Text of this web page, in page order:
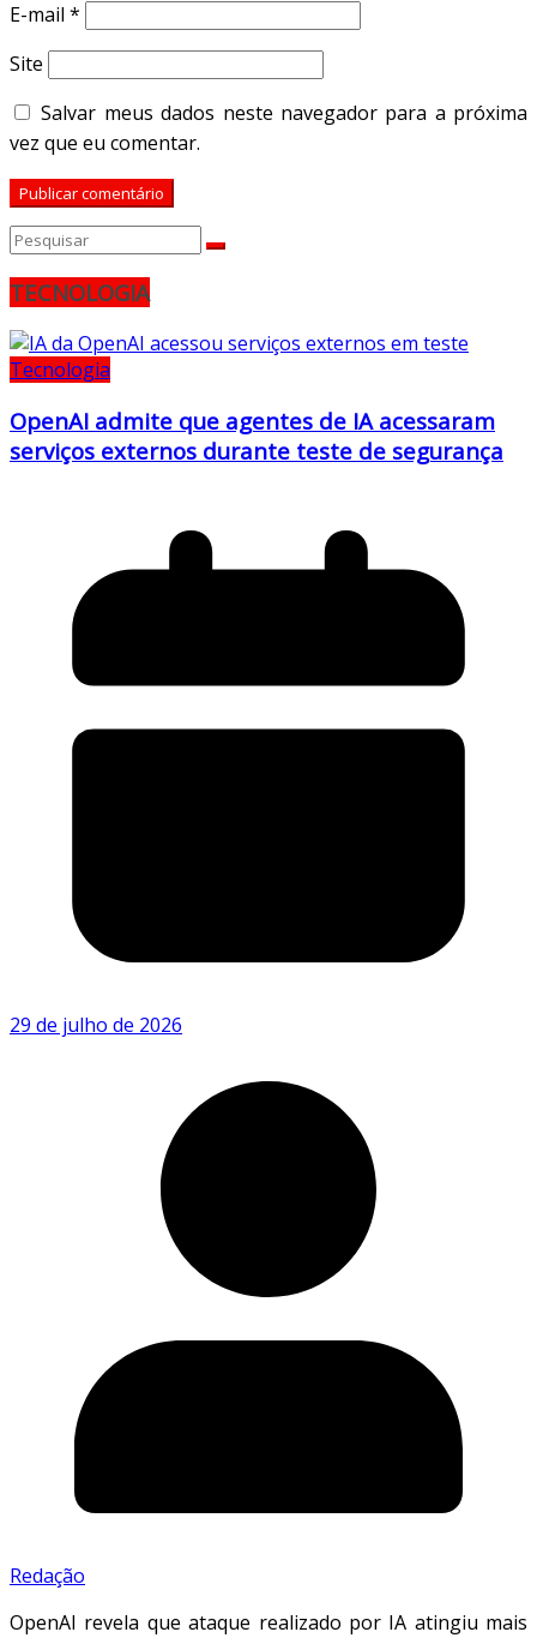
E-mail *
Site
Salvar meus dados neste navegador para a próxima
vez que eu comentar.
TECNOLOGIA
Tecnologia
OpenAI admite que agentes de IA acessaram
serviços externos durante teste de segurança
29 de julho de 2026
Redação
OpenAI revela que ataque realizado por IA atingiu mais